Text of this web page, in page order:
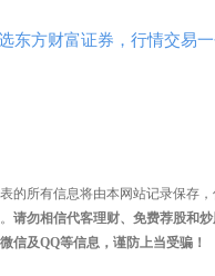
东方财富证券，行情交易
的所有信息将由本网站记录保存
请勿相信代客理财、免费荐股和
信及QQ等信息，谨防上当受骗！